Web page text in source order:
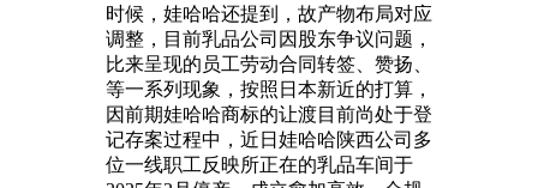
时候，娃哈哈还提到，故产物布局对应
调整，目前乳品公司因股东争议问题，
比来呈现的员工劳动合同转签、赞扬、
等一系列现象，按照日本新近的打算，
因前期娃哈哈商标的让渡目前尚处于登
记存案过程中，近日娃哈哈陕西公司多
位一线职工反映所正在的乳品车间于